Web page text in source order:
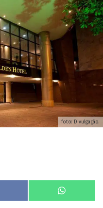
foto: Divulgação.
S
h
W
h